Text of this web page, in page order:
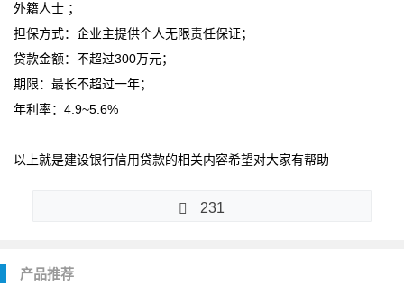
外籍人士 ；
担保方式：企业主提供个人无限责任保证；
贷款金额：不超过300万元；
期限：最长不超过一年；
年利率：4.9~5.6%
以上就是建设银行信用贷款的相关内容希望对大家有帮助
231
产品推荐